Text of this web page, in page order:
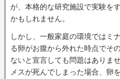
が、本格的な研究施設で実験を
かもしれません。
しかし、一般家庭の環境ではミ
る卵がお腹から外れた時点でそ
ないと宣言しても問題はありま
メスが死んでしまった場合、卵